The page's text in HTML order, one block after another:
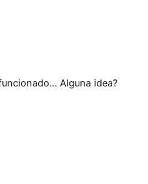
Alguna idea?